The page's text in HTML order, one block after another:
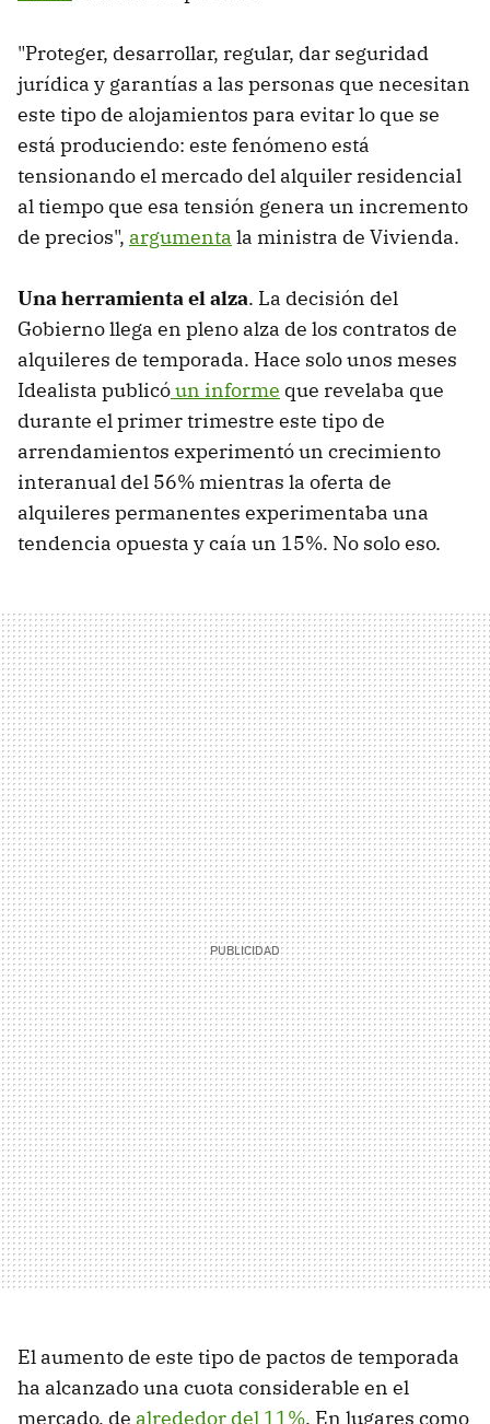
"Proteger, desarrollar, regular, dar seguridad
jurídica y garantías a las personas que necesitan
este tipo de alojamientos para evitar lo que se
está produciendo: este fenómeno está
tensionando el mercado del alquiler residencial
al tiempo que esa tensión genera un incremento
de precios", argumenta la ministra de Vivienda.
Una herramienta el alza. La decisión del
Gobierno llega en pleno alza de los contratos de
alquileres de temporada. Hace solo unos meses
Idealista publicóun informe que revelaba que
durante el primer trimestre este tipo de
arrendamientos experimentó un crecimiento
interanual del 56% mientras la oferta de
alquileres permanentes experimentaba una
tendencia opuesta y caía un 15%. No solo eso.
El aumento de este tipo de pactos de temporada
ha alcanzado una cuota considerable en el
mercado, de alrededor del 11%. En lugares como